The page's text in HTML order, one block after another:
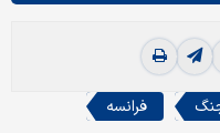
فرانسه